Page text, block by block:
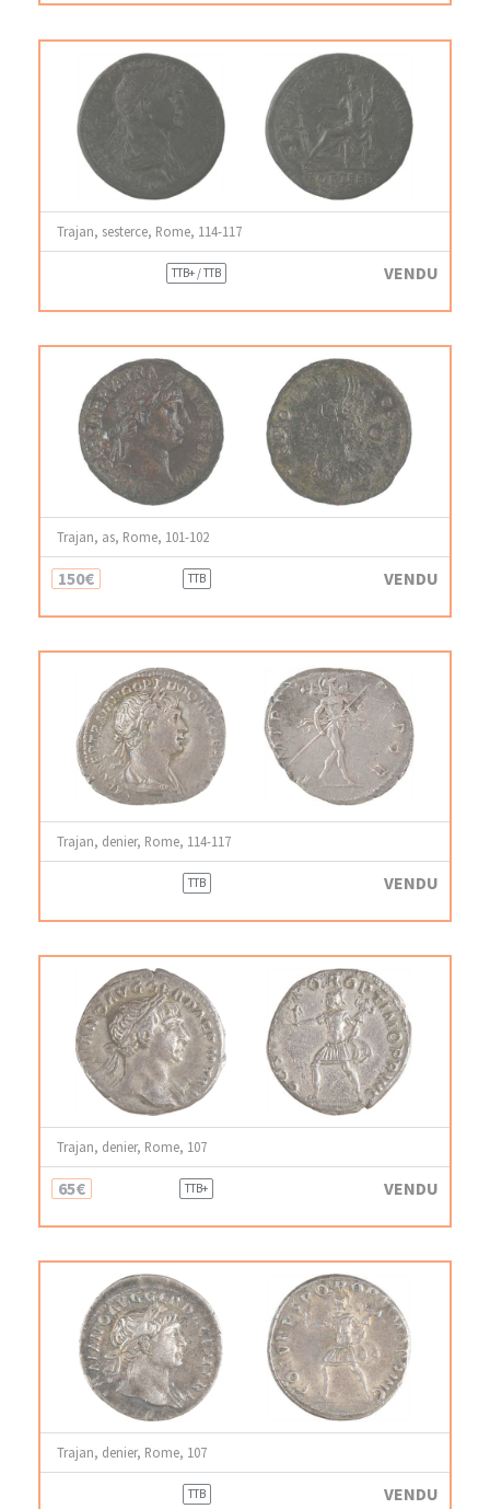
Trajan, sesterce, Rome, 114-117
TTB+ / TTB VENDU
Trajan, as, Rome, 101-102
150€ TTB VENDU
Trajan, denier, Rome, 114-117
TTB VENDU
Trajan, denier, Rome, 107
65€ TTB+ VENDU
Trajan, denier, Rome, 107
TTB VENDU